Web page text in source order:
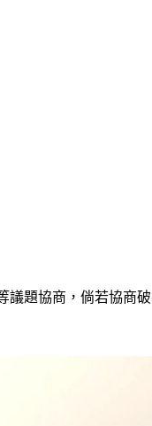
題協商，倘若協商